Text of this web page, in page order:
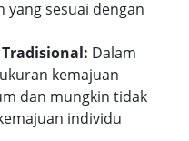
sesuai dengan
Dalam
kemajuan
dan mungkin tidak
individu